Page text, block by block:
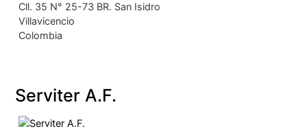
Cll. 35 N° 25-73 BR. San Isidro
Villavicencio
Colombia
Serviter A.F.